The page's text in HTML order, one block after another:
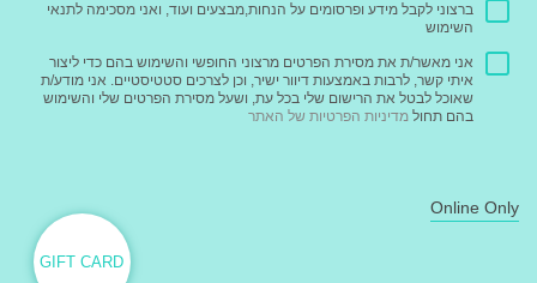
ברצוני לקבל מידע ופרסומים על הנחות,מבצעים ועוד, ואני מסכימה לתנאי
השימוש
אני מאשר/ת את מסירת הפרטים מרצוני החופשי והשימוש בהם כדי ליצור
איתי קשר, לרבות באמצעות דיוור ישיר, וכן לצרכים סטטיסטיים. אני מודע/ת
שאוכל לבטל את הרישום שלי בכל עת, ושעל מסירת הפרטים שלי והשימוש
בהם תחול מדיניות הפרטיות של האתר
Online Only
GIFT CARD